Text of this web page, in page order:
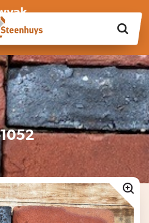
op vrijdag 17 juli en in
en 32.